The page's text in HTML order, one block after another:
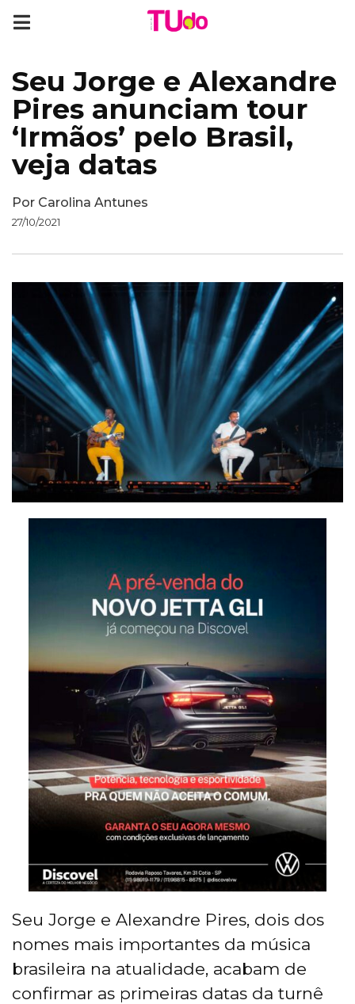
Seu Jorge e Alexandre
Pires anunciam tour
‘Irmãos’ pelo Brasil,
veja datas
Por Carolina Antunes
27/10/2021
Seu Jorge e Alexandre Pires, dois dos
nomes mais importantes da música
brasileira na atualidade, acabam de
confirmar as primeiras datas da turnê